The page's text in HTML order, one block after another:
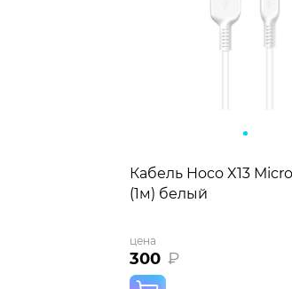
Кабель Hoco X13
(1м) белый
цена
300 ₽